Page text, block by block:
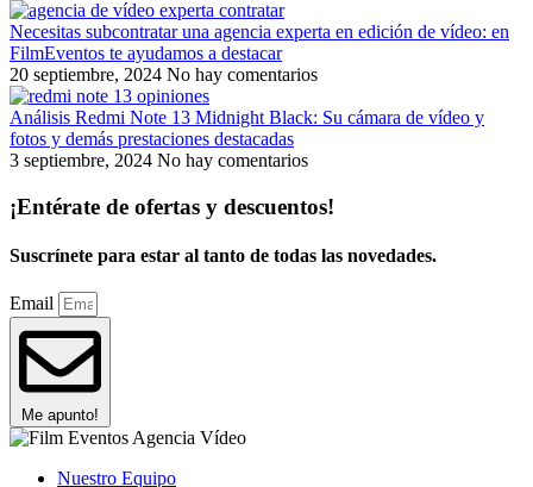
Necesitas subcontratar una agencia experta en edición de vídeo: en
FilmEventos te ayudamos a destacar
20 septiembre, 2024 No hay comentarios
Análisis Redmi Note 13 Midnight Black: Su cámara de vídeo y
fotos y demás prestaciones destacadas
3 septiembre, 2024 No hay comentarios
¡Entérate de ofertas y descuentos!
Suscrínete para estar al tanto de todas las novedades.
Email
Me apunto!
Nuestro Equipo